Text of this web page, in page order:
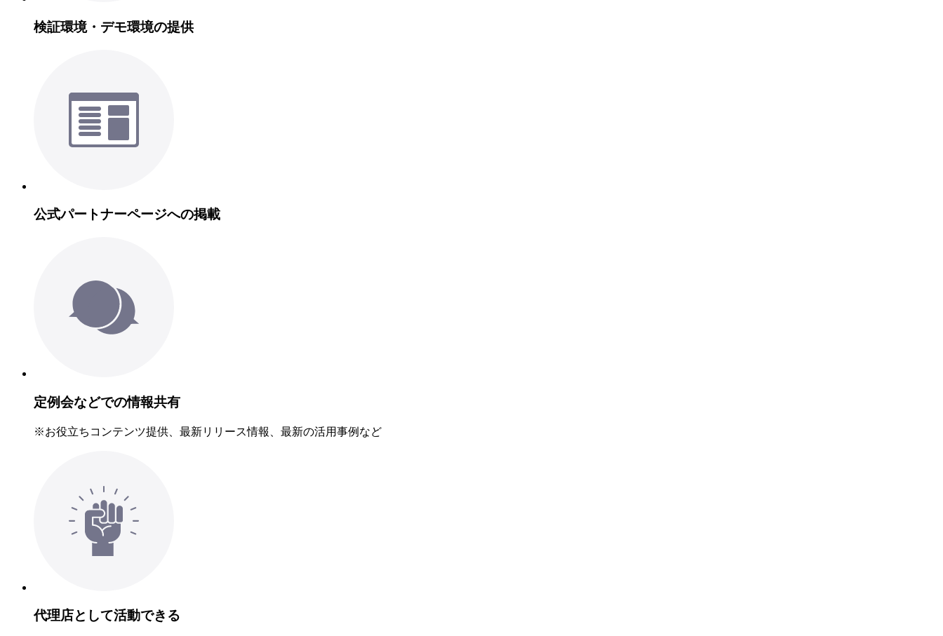
検証環境・デモ環境の提供
公式パートナーページへの掲載
定例会などでの情報共有
※お役立ちコンテンツ提供、最新リリース情報、最新の活用事例など
代理店として活動できる